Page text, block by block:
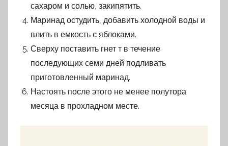
сахаром и солью, закипятить.
Маринад остудить, добавить холодной воды и
влить в емкость с яблоками.
Сверху поставить гнет т в течение
последующих семи дней подливать
приготовленный маринад.
Настоять после этого не менее полутора
месяца в прохладном месте.